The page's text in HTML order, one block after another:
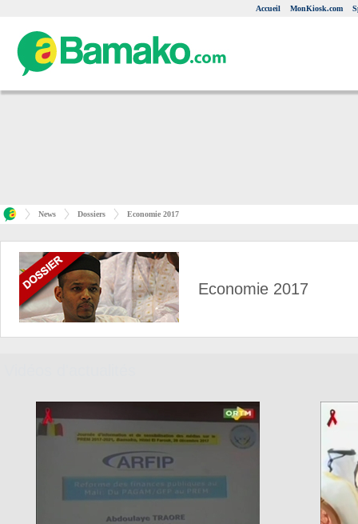
Accueil MonKiosk.com
News Dossiers Economie 2017
Economie 2017